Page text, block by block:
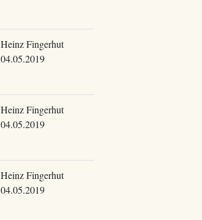
Heinz Fingerhut
04.05.2019
Heinz Fingerhut
04.05.2019
Heinz Fingerhut
04.05.2019